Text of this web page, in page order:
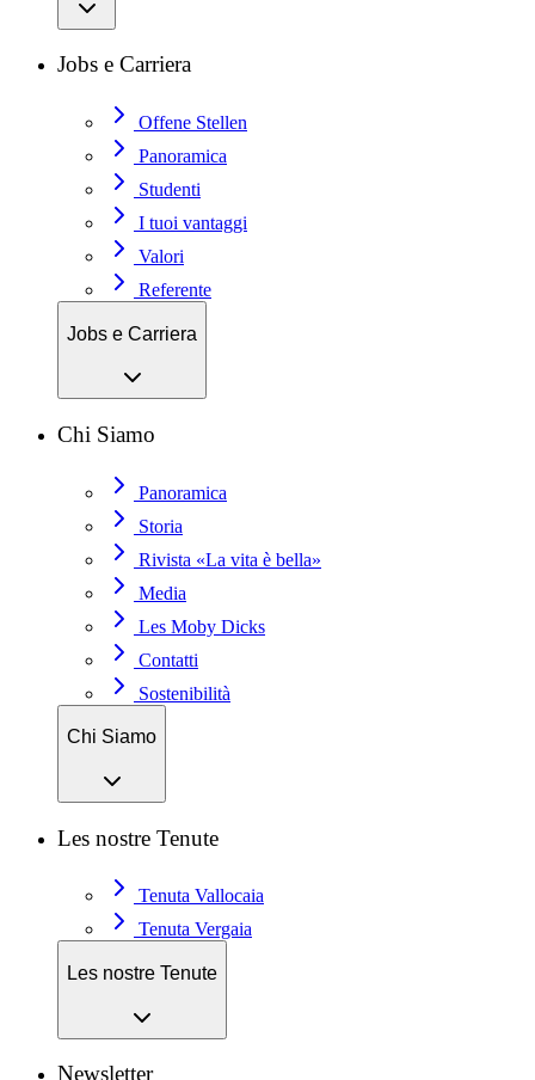
Jobs e Carriera
Offene Stellen
Panoramica
Studenti
I tuoi vantaggi
Valori
Referente
Jobs e Carriera
Chi Siamo
Panoramica
Storia
Rivista «La vita è bella»
Media
Les Moby Dicks
Contatti
Sostenibilità
Chi Siamo
Les nostre Tenute
Tenuta Vallocaia
Tenuta Vergaia
Les nostre Tenute
Newsletter